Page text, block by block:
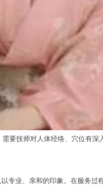
技师对人体经络、穴位有深
业、亲和的印象。在服务过